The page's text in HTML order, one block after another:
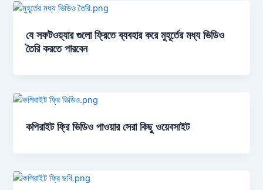
যে সফটওয়্যার গুলো ফ্রিতে ব্যবহার করে মুহূর্তের মধ্য ভিডিও
তৈরি করতে পারবেন
কপিরাইট ফ্রি ভিডিও পাওয়ার সেরা কিছু ওয়েবসাইট